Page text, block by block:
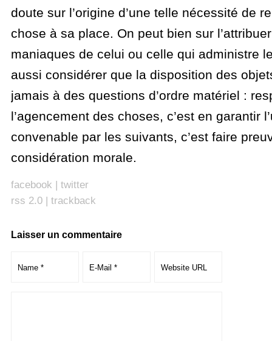
doute sur l’origine d’une telle nécessité de
chose à sa place. On peut bien sur
maniaques de celui ou celle qui administre
aussi considérer que la disposition des
jamais à des questions d’ordre matériel :
l’agencement des choses, c’est en garantir
convenable par les suivants, c’est faire
considération morale.
facebook | twitter
rss 2.0| trackback
Laisser un commentaire